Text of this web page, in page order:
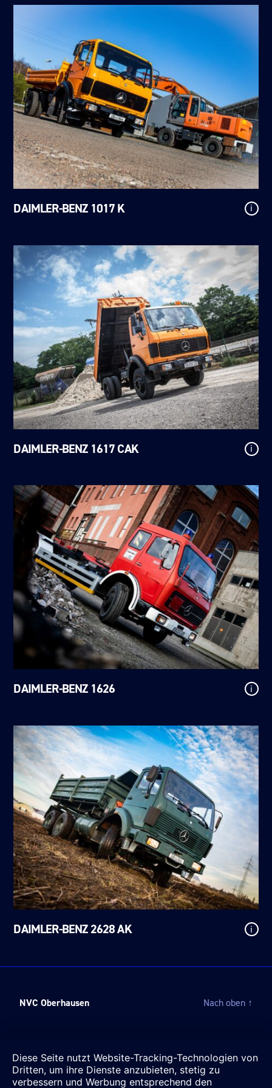
DAIMLER-BENZ 1017 K i
DAIMLER-BENZ 1617 CAK i
DAIMLER-BENZ 1626 i
DAIMLER-BENZ 2628 AK i
NVC Oberhausen Nach oben ↑
Diese Seite nutzt Website-Tracking-Technologien von
Dritten, um ihre Dienste anzubieten, stetig zu
verbessern und Werbung entsprechend den